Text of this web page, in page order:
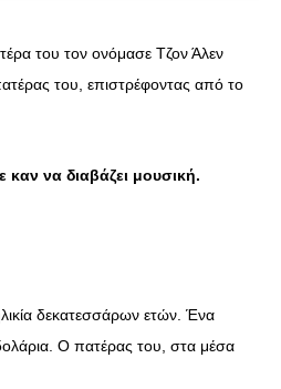
του τον ονόμασε Τζον Άλεν
του, επιστρέφοντας από το
να διαβάζει μουσική.
δεκατεσσάρων ετών. Ένα
Ο πατέρας του, στα μέσα